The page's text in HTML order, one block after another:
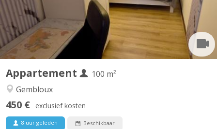
Appartement
100 m²
Gembloux
450 € exclusief kosten
8 uur geleden Beschikbaar
bureau dans une chambre avec vue sur jardin. Salle de bain
spacieuse. Cuisine ouverte donnant sur le séjour....